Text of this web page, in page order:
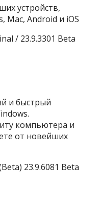
устройств,
Mac, Android и iOS
/ 23.9.3301 Beta
и быстрый
компьютера и
от новейших
23.9.6081 Beta